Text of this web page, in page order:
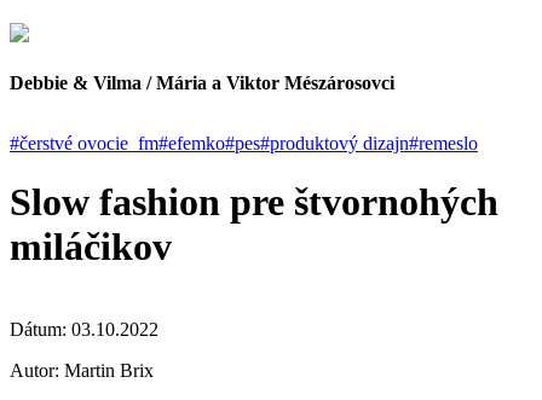
Debbie & Vilma / Mária a Viktor Mészárosovci
#čerstvé ovocie_fm#efemko#pes#produktový dizajn#remeslo
Slow fashion pre štvornohých
miláčikov
Dátum: 03.10.2022
Autor: Martin Brix